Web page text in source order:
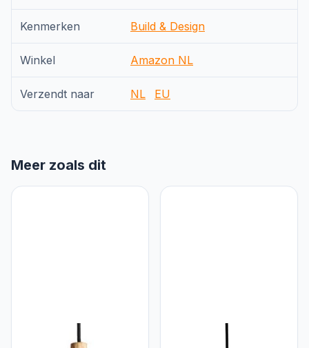
Kenmerken Build & Design
Winkel Amazon NL
Verzendt naar NL EU
Meer zoals dit
JUJNE Hanglamp